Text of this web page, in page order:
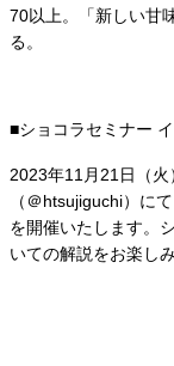
70以上。「新しい甘
る。
■ショコラセミナー
2023年11⽉21⽇（
（＠htsujiguchi）に
を開催いたします。
いての解説をお楽し